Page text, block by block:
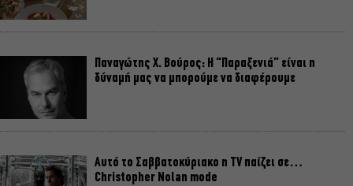
Παναγώτης Χ. Βούρος: Η “Παραξενιά” είναι η
δύναμή μας να μπορούμε να διαφέρουμε
Αυτό το Σαββατοκύριακο η TV παίζει σε…
Christopher Nolan mode